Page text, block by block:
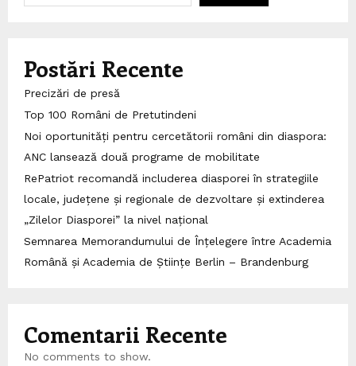
Postări Recente
Precizări de presă
Top 100 Români de Pretutindeni
Noi oportunități pentru cercetătorii români din diaspora:
ANC lansează două programe de mobilitate
RePatriot recomandă includerea diasporei în strategiile
locale, județene și regionale de dezvoltare și extinderea
„Zilelor Diasporei” la nivel național
Semnarea Memorandumului de Înțelegere între Academia
Română și Academia de Științe Berlin – Brandenburg
Comentarii Recente
No comments to show.